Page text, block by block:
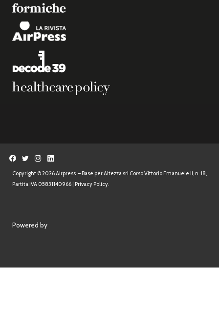
Copyright © 2026 Airpress. – Base per Altezza srl Corso Vittorio Emanuele II, n. 18,
Partita IVA 05831140966 | Privacy Policy.
Powered by